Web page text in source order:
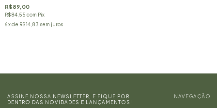
R$89,00
R$84,55 com Pix
6x de R$14,83 sem juros
ASSINE NOSSA NEWSLETTER, E FIQUE POR
DENTRO DAS NOVIDADES E LANÇAMENTOS!
NAVEGAÇÃO